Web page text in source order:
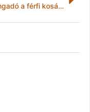
Rangadó a férfi kosárlabda NBII Keleti csoportjában (szombat 17:00)